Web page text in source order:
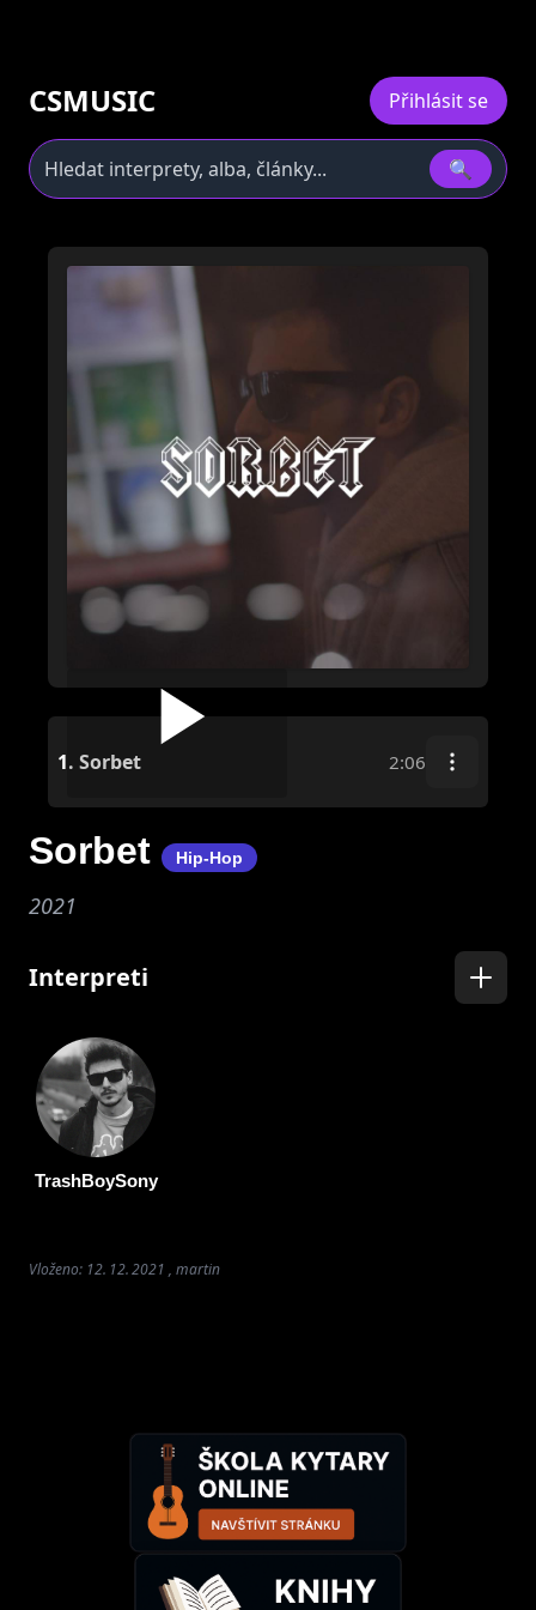
CSMUSIC Přihlásit se
🔍
1. Sorbet 2:06
Sorbet Hip-Hop
2021
Interpreti
TrashBoySony
Vloženo: 12. 12. 2021 , martin